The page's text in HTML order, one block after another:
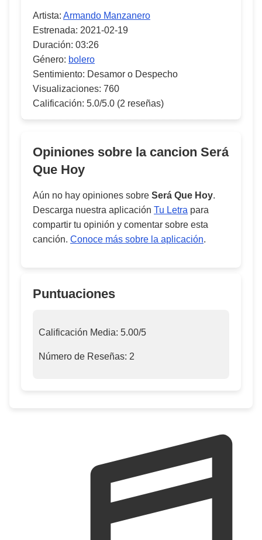
Artista: Armando Manzanero
Estrenada: 2021-02-19
Duración: 03:26
Género: bolero
Sentimiento: Desamor o Despecho
Visualizaciones: 760
Calificación: 5.0/5.0 (2 reseñas)
Opiniones sobre la cancion Será
Que Hoy
Aún no hay opiniones sobre Será Que Hoy.
Descarga nuestra aplicación Tu Letra para
compartir tu opinión y comentar sobre esta
canción. Conoce más sobre la aplicación.
Puntuaciones
Calificación Media: 5.00/5
Número de Reseñas: 2